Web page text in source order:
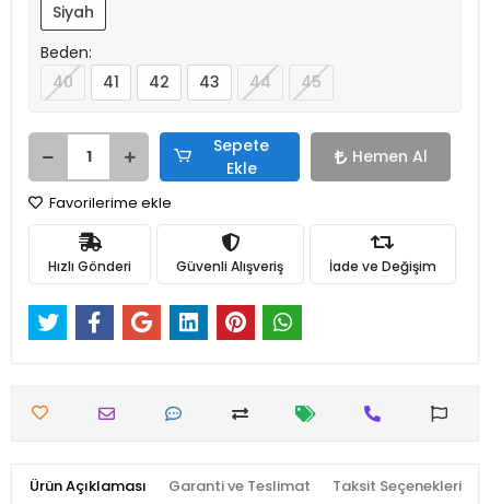
Siyah
Beden:
40
41 42 43 44 45
Sepete
Ekle
Hemen Al
Favorilerime ekle
Hızlı Gönderi Güvenli Alışveriş İade ve Değişim
Ürün Açıklaması Garanti ve Teslimat Taksit Seçenekleri